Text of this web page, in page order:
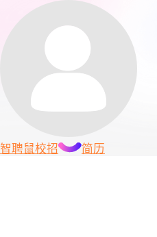
智聘鼠校招 简历